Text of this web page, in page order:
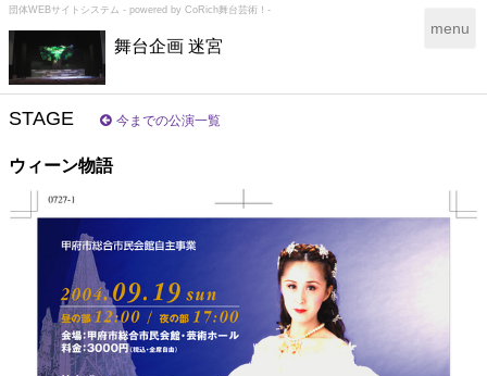
団体WEBサイトシステム - powered by CoRich舞台芸術！-
舞台企画 迷宮
T
g
i
n
menu
STAGE 今までの公演一覧
ウィーン物語